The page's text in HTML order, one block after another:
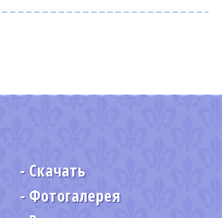
Скачать
Фотогалерея